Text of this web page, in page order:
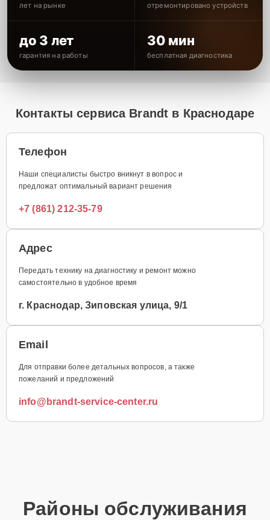
лет на рынке отремонтировано устройств
до 3 лет
гарантия на работы
30 мин
бесплатная диагностика
Контакты сервиса Brandt в Краснодаре
Телефон
Наши специалисты быстро вникнут в вопрос и
предложат оптимальный вариант решения
+7 (861) 212-35-79
Адрес
Передать технику на диагностику и ремонт можно
самостоятельно в удобное время
г. Краснодар, Зиповская улица, 9/1
Email
Для отправки более детальных вопросов, а также
пожеланий и предложений
info@brandt-service-center.ru
Районы обслуживания